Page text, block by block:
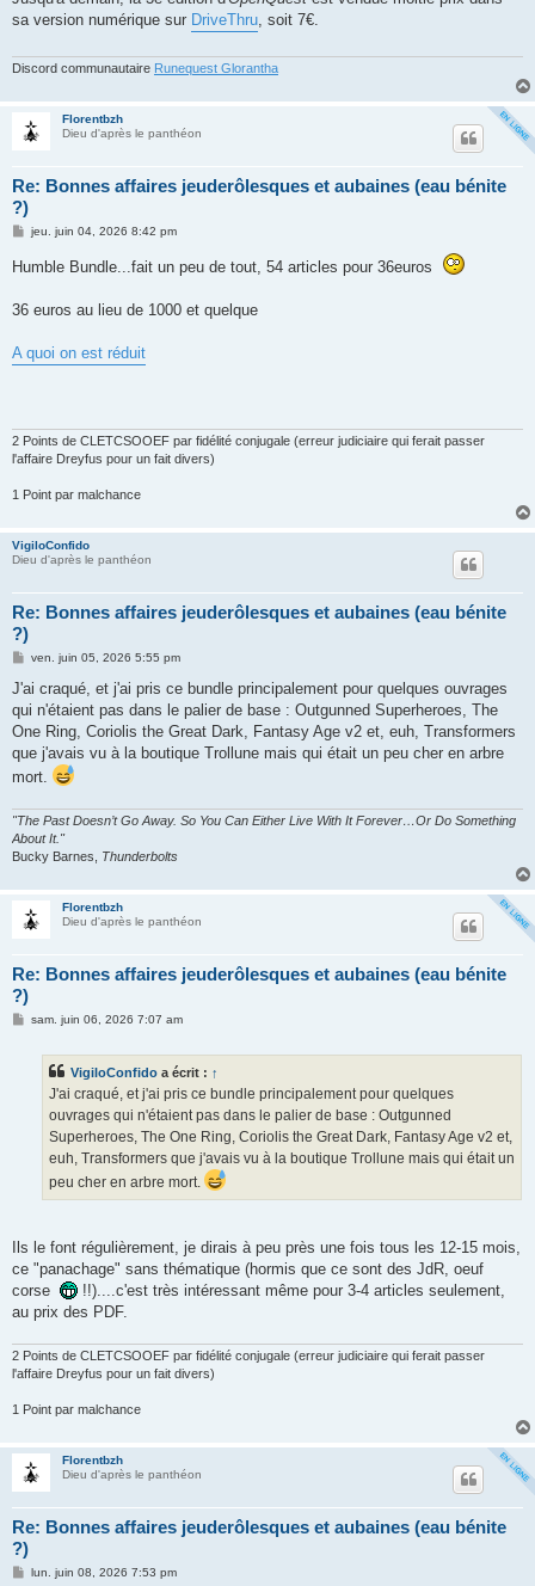
a
sa version numérique sur DriveThru, soit 7€.
Discord communautaire Runequest Glorantha
Florentbzh
Dieu d'après le panthéon
Re: Bonnes affaires jeuderôlesques et aubaines (eau bénite
?)
M
s
g
e
jeu. juin 04, 2026 8:42 pm
Humble Bundle...fait un peu de tout, 54 articles pour 36euros
36 euros au lieu de 1000 et quelque
A quoi on est réduit
2 Points de CLETCSOOEF par fidélité conjugale (erreur judiciaire qui ferait passer
l'affaire Dreyfus pour un fait divers)
1 Point par malchance
VigiloConfido
Dieu d'après le panthéon
Re: Bonnes affaires jeuderôlesques et aubaines (eau bénite
?)
M
s
a
g
ven. juin 05, 2026 5:55 pm
J'ai craqué, et j'ai pris ce bundle principalement pour quelques ouvrages
qui n'étaient pas dans le palier de base : Outgunned Superheroes, The
One Ring, Coriolis the Great Dark, Fantasy Age v2 et, euh, Transformers
que j'avais vu à la boutique Trollune mais qui était un peu cher en arbre
mort.
"The Past Doesn’t Go Away. So You Can Either Live With It Forever…Or Do Something
About It."
Bucky Barnes, Thunderbolts
Florentbzh
Dieu d'après le panthéon
Re: Bonnes affaires jeuderôlesques et aubaines (eau bénite
?)
Msam. juin 06, 2026 7:07 am
VigiloConfido a écrit : ↑
J'ai craqué, et j'ai pris ce bundle principalement pour quelques
ouvrages qui n'étaient pas dans le palier de base : Outgunned
Superheroes, The One Ring, Coriolis the Great Dark, Fantasy Age v2 et,
euh, Transformers que j'avais vu à la boutique Trollune mais qui était un
peu cher en arbre mort.
Ils le font régulièrement, je dirais à peu près une fois tous les 12-15 mois,
ce "panachage" sans thématique (hormis que ce sont des JdR, oeuf
corse
!!)....c'est très intéressant même pour 3-4 articles seulement,
au prix des PDF.
2 Points de CLETCSOOEF par fidélité conjugale (erreur judiciaire qui ferait passer
l'affaire Dreyfus pour un fait divers)
1 Point par malchance
Florentbzh
Dieu d'après le panthéon
Re: Bonnes affaires jeuderôlesques et aubaines (eau bénite
?)
Mlun. juin 08, 2026 7:53 pm